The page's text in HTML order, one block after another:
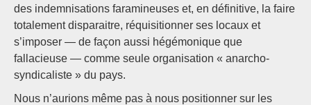
des indemnisations faramineuses et, en définitive, la faire
totalement disparaitre, réquisitionner ses locaux et
s’imposer — de façon aussi hégémonique que
fallacieuse — comme seule organisation « anarcho-
syndicaliste » du pays.
Nous n’aurions même pas à nous positionner sur les